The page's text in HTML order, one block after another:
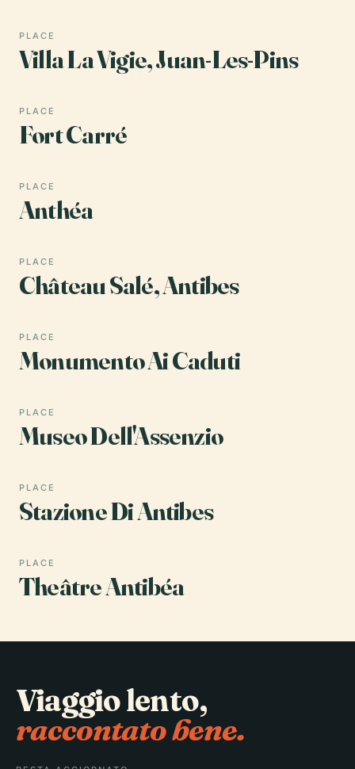
PLACE
Villa La Vigie, Juan-Les-Pins
PLACE
Fort Carré
PLACE
Anthéa
PLACE
Château Salé, Antibes
PLACE
Monumento Ai Caduti
PLACE
Museo Dell'Assenzio
PLACE
Stazione Di Antibes
PLACE
Theâtre Antibéa
Viaggio lento,
raccontato bene.